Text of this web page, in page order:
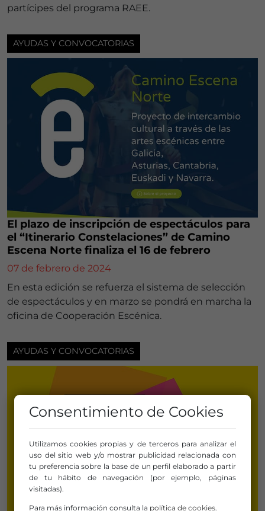
partícipes del programa RAEE.
AYUDAS Y CONVOCATORIAS
El plazo de inscripción de espectáculos para
el “Itinerario Constelaciones” de Camino
Escena Norte finaliza el 16 de febrero
07 de febrero de 2024
En esta edición se refuerza el sistema de selección
de espectáculos y en marzo se pondrá en marcha la
oficina de Cooperación Escénica.
AYUDAS Y CONVOCATORIAS
Consentimiento de Cookies
Utilizamos cookies propias y de terceros para analizar el
uso del sitio web y/o mostrar publicidad relacionada con
tu preferencia sobre la base de un perfil elaborado a partir
de tu hábito de navegación (por ejemplo, páginas
visitadas).
Para más información consulta la política de cookies.